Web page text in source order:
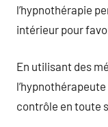
l’hypnothérapie
intérieur pour
En utilisant des
contrôle en toute